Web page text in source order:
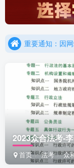
2023众合法考-
首页 法考 众